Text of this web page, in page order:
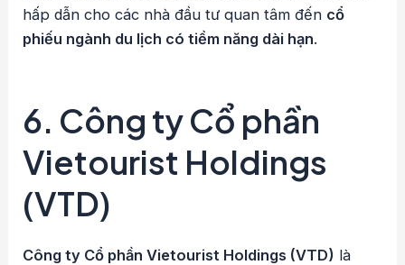
hấp dẫn cho các nhà đầu tư quan tâm đến cổ
phiếu ngành du lịch có tiềm năng dài hạn.
6. Công ty Cổ phần
Vietourist Holdings
(VTD)
Công ty Cổ phần Vietourist Holdings (VTD) là